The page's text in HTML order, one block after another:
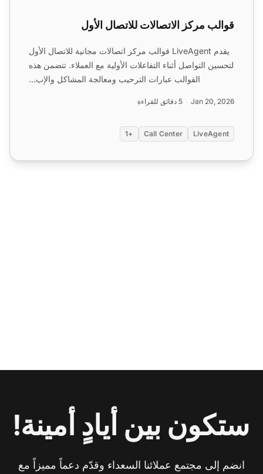
قوالب مركز الاتصالات للاتصال الأول
يقدم LiveAgent قوالب مركز اتصالات مجانية للاتصال الأول
لتحسين التواصل أثناء التفاعلات الأولية مع العملاء. تتضمن هذه
القوالب عبارات الترحيب ومعالجة المشاكل والإب...
Jan 20, 2026 5 دقائق للقراءة
LiveAgent
Call Center
+1
ستكون بين أيادٍ أمينة!
انضم إلى مجتمع عملائنا السعداء وقدّم دعماً مميزاً مع